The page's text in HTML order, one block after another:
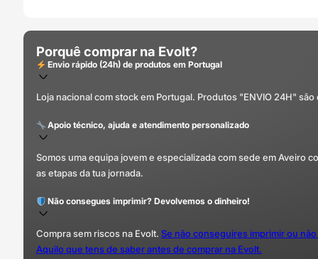
Porquê comprar na Evolt?
Envio rápido (24h) de produtos em Portugal
Loja nacional com stock em Portugal. Produtos "ENVIO 24H"
Apoio técnico, ajuda e atendimento personalizado
Somos uma equipa jovem e especializada com sede em Aveiro
as etapas da tua jornada.
Não consegues imprimir? Devolvemos o dinheiro!
Compra sem riscos na Evolt. Se não conseguires imprimir ou
Aquilo que tens de saber antes de comprar na Evolt.